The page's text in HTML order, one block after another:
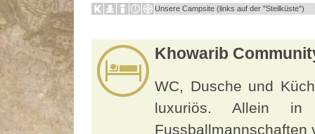
Unsere Campsite (links auf der "Steilküste")
Khowarib
WC, Dusche und
luxuriös. Allein
Fussballmannschaften